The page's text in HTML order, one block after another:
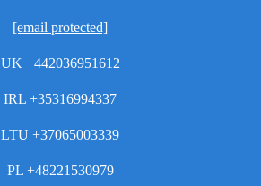
[email protected]
UK +442036951612
IRL +35316994337
LTU +37065003339
PL +48221530979